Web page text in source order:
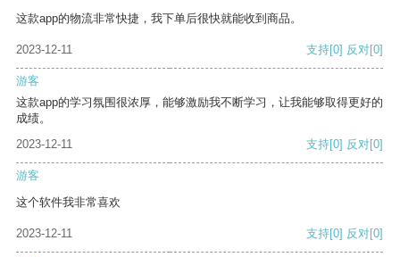
这款app的物流非常快捷，我下单后很快就能收到商品。
2023-12-11 支持[0] 反对[0]
游客
这款app的学习氛围很浓厚，能够激励我不断学习，让我能够取得更好的
成绩。
2023-12-11
支持[0] 反对[0]
游客
这个软件我非常喜欢
2023-12-11 支持[0] 反对[0]